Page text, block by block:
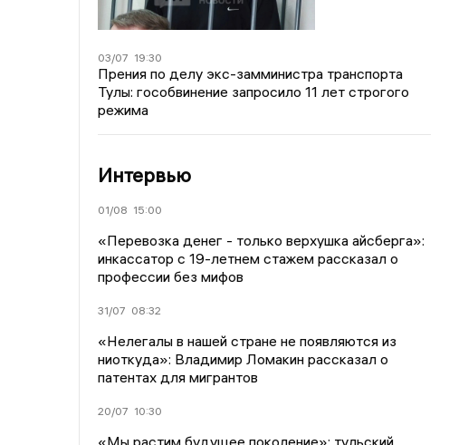
03/07 19:30
Прения по делу экс-замминистра транспорта
Тулы: гособвинение запросило 11 лет строгого
режима
Интервью
01/08 15:00
«Перевозка денег - только верхушка айсберга»:
инкассатор с 19-летнем стажем рассказал о
профессии без мифов
31/07 08:32
«Нелегалы в нашей стране не появляются из
ниоткуда»: Владимир Ломакин рассказал о
патентах для мигрантов
20/07 10:30
«Мы растим будущее поколение»: тульский